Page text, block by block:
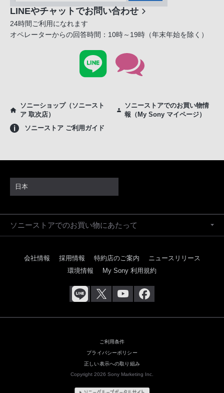
LINEやチャットでお問い合わせ
24時間ご利用になれます
オペレーターからの回答時間：10時～19時（年末年始を除く）
ソニーショップ（ソニースト
ア 取次店）
ソニーストアでのお買い物情
報（My Sony マイページ）
ソニーストア ご利用ガイド
日本
ソニーストアでのお買い物にあたって
会社情報 採用情報 特約店のご案内
ニュースリリース
環境情報
My Sony 利用規約
ご利用条件
プライバシーポリシー
正しい表示への取り組み
Copyright 2026 Sony Marketing Inc.